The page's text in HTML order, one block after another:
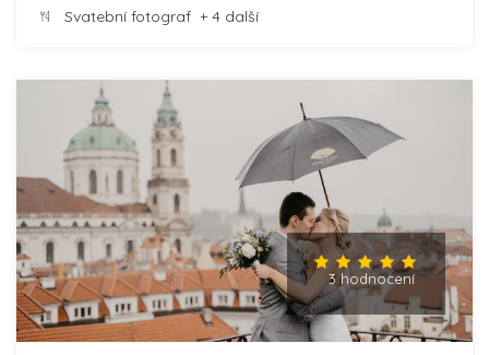
Svatební fotograf + 4 další
3 hodnocení